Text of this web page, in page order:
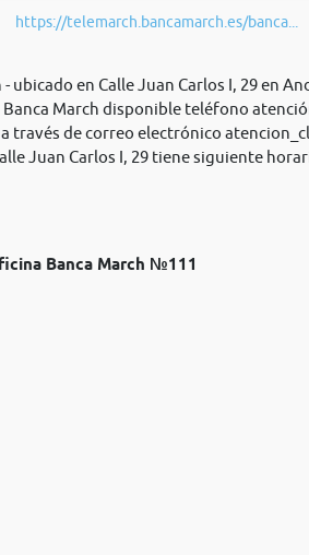
https://telemarch.bancamarch.es/banca...
ubicado en Calle Juan Carlos I, 29 en
March disponible teléfono
través de correo electrónico
Juan Carlos I, 29 tiene siguiente
Banca March №111